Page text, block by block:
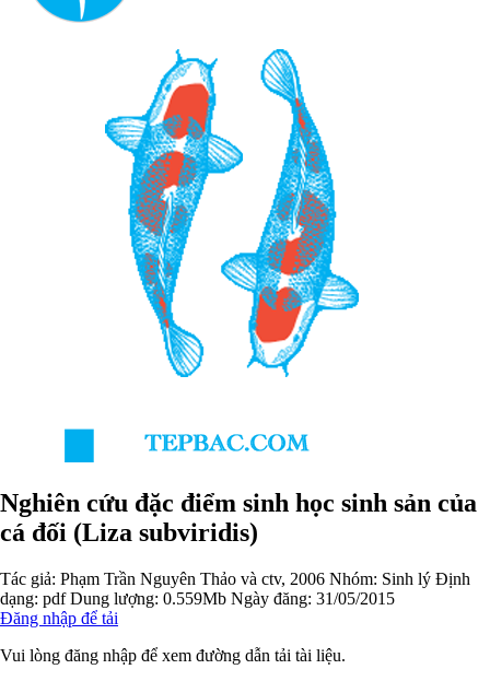
Nghiên cứu đặc điểm sinh học sinh sản của
cá đối (Liza subviridis)
Tác giả: Phạm Trần Nguyên Thảo và ctv, 2006 Nhóm: Sinh lý Định
dạng: pdf Dung lượng: 0.559Mb Ngày đăng: 31/05/2015
Đăng nhập để tải
Vui lòng đăng nhập để xem đường dẫn tải tài liệu.